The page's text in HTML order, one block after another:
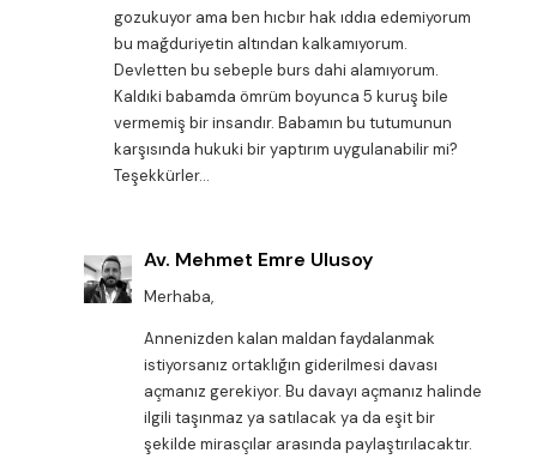
gozukuyor ama ben hıcbır hak ıddıa edemiyorum
bu mağduriyetin altından kalkamıyorum.
Devletten bu sebeple burs dahi alamıyorum.
Kaldıki babamda ömrüm boyunca 5 kuruş bile
vermemiş bir insandır. Babamın bu tutumunun
karşısında hukuki bir yaptırım uygulanabilir mi?
Teşekkürler…
Av. Mehmet Emre Ulusoy
Merhaba,
Annenizden kalan maldan faydalanmak
istiyorsanız ortaklığın giderilmesi davası
açmanız gerekiyor. Bu davayı açmanız halinde
ilgili taşınmaz ya satılacak ya da eşit bir
şekilde mirasçılar arasında paylaştırılacaktır.